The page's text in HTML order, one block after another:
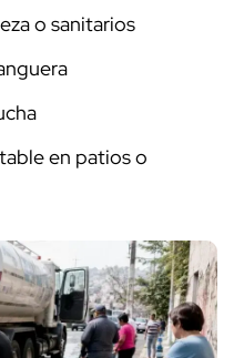
o sanitarios
en patios o